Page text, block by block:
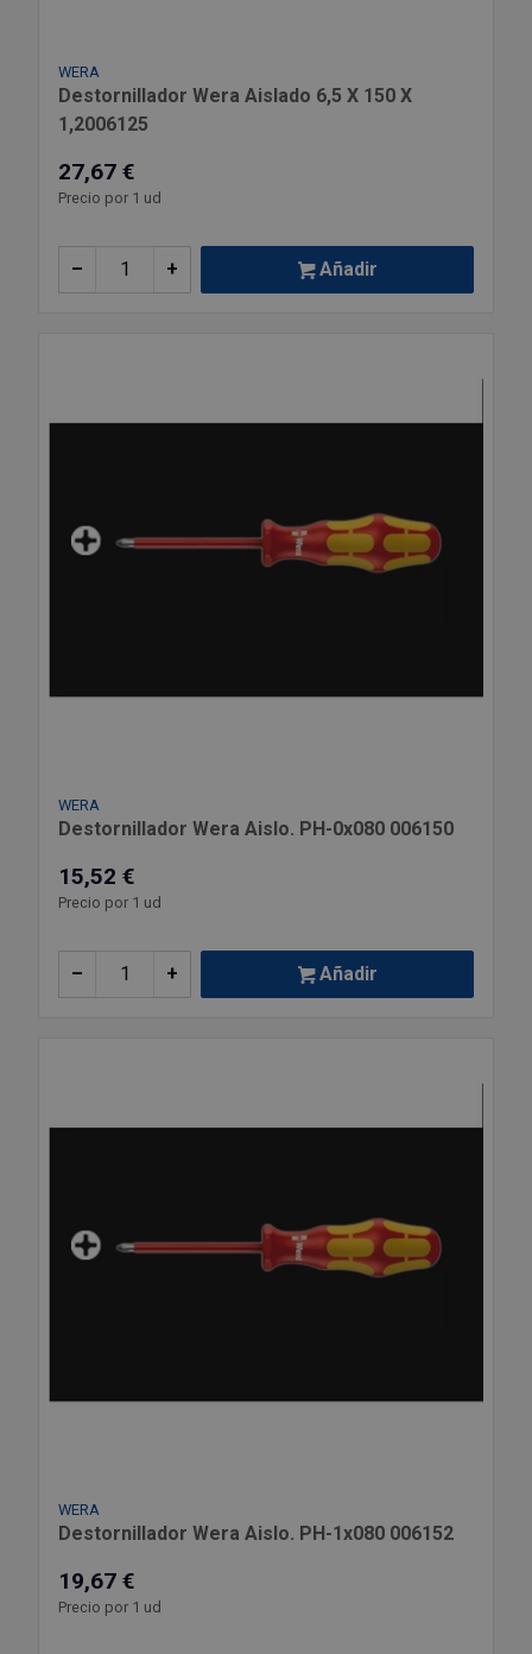
WERA
Destornillador Wera Aislado 6,5 X 150 X
1,2006125
27,67 €
Precio por 1 ud
+
– Añadir
WERA
Destornillador Wera Aislo. PH-0x080 006150
15,52 €
Precio por 1 ud
+
– Añadir
WERA
Destornillador Wera Aislo. PH-1x080 006152
19,67 €
Precio por 1 ud